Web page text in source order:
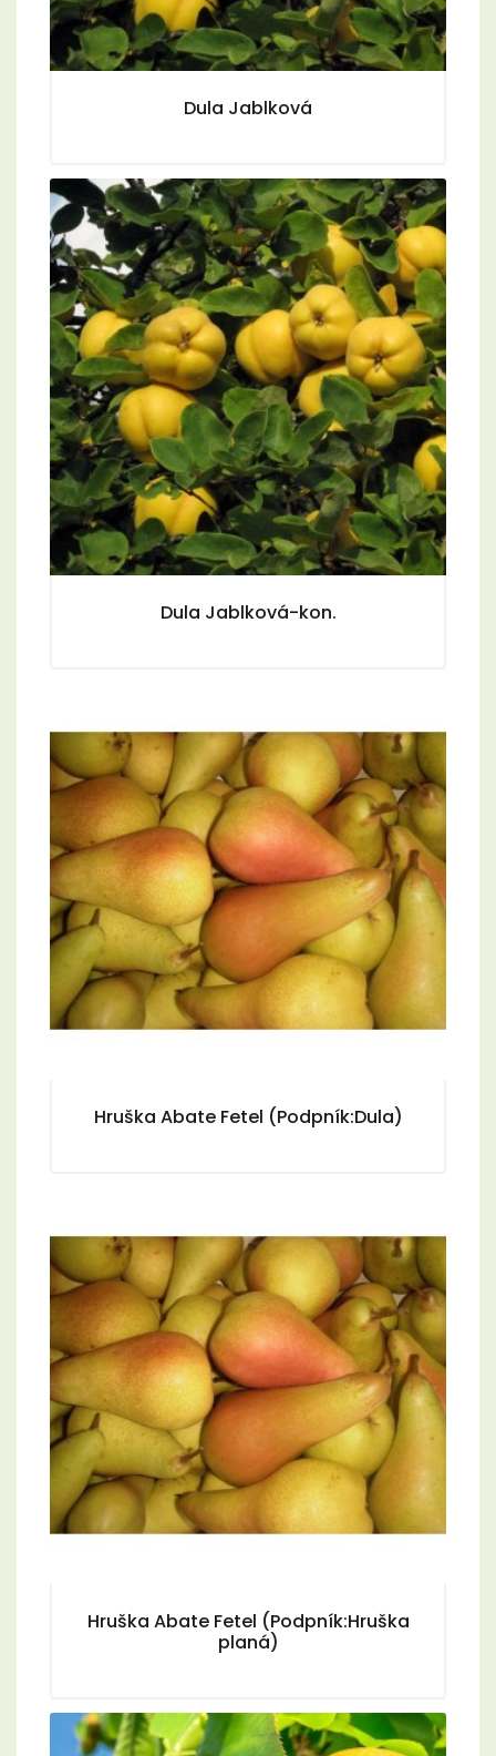
Dula Jablková
Dula Jablková-kon.
Hruška Abate Fetel (Podpník:Dula)
Hruška Abate Fetel (Podpník:Hruška
planá)